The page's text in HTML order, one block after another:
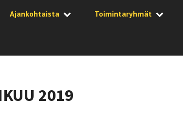
Ajankohtaista Toimintaryhmät
2019